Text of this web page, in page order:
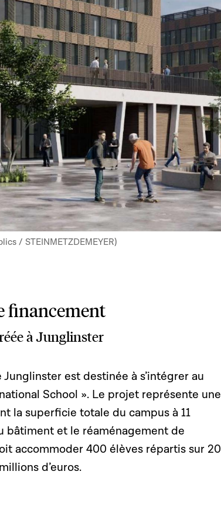
/ STEINMETZDEMEYER)
financement
à Junglinster
est destinée à s’intégrer au
School ». Le projet représente une
la superficie totale du campus à 11
bâtiment et le réaménagement de
accommoder 400 élèves répartis sur 20
d’euros.